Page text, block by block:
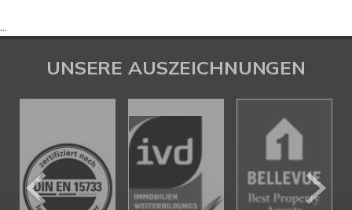
...
UNSERE AUSZEICHNUNGEN